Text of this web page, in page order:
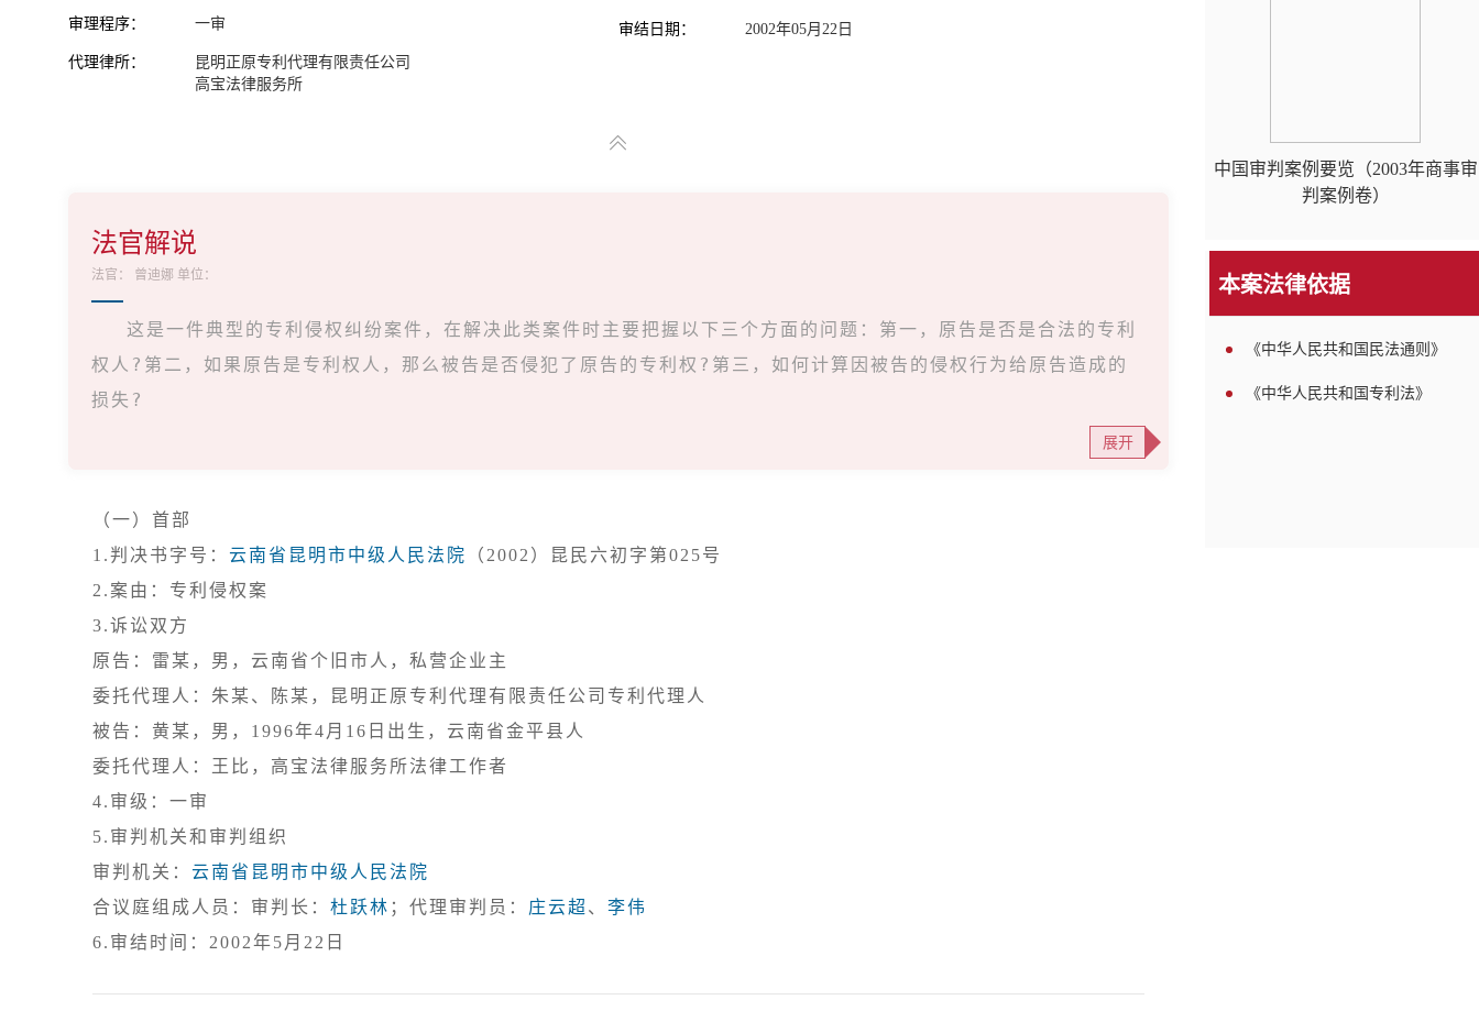
审理程序： 一审
代理律所：
昆明正原专利代理有限责任公司
高宝法律服务所
审结日期： 2002年05月22日
法官解说
法官： 曾迪娜 单位：
这是一件典型的专利侵权纠纷案件，在解决此类案件时主要把握以下三个方面的问题：第一，原告是否是合法的专利
权人?第二，如果原告是专利权人，那么被告是否侵犯了原告的专利权?第三，如何计算因被告的侵权行为给原告造成的
损失?
展开
（一）首部
1.判决书字号： 云南省昆明市中级人民法院
3.诉讼双方
原告：雷某，男，云南省个旧市人，私营企业主
委托代理人：朱某、陈某，昆明正原专利代理有限责任公司专利代理人
被告：黄某，男，1996年4月16日出生，云南省金平县人
4.审级：一审
5.审判机关和审判组织
审判机关： 云南省昆明市中级人民法院
合议庭组成人员：审判长： 杜跃林 ；代理审判员： 庄云超 、 李伟
中国审判案例要览（2003年商事审
判案例卷）
本案法律依据
《中华人民共和国民法通则》
《中华人民共和国专利法》